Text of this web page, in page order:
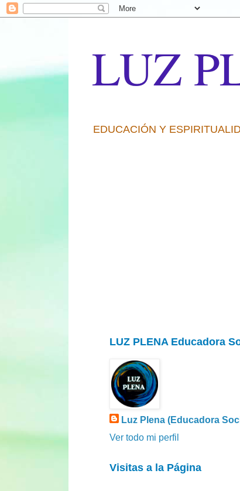
LUZ
EDUCACIÓN Y
LUZ PLENA Educadora
Luz Plena (Educadora
Ver todo mi perfil
Visitas a la Página